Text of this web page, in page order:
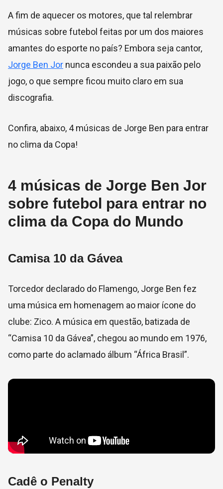
A fim de aquecer os motores, que tal relembrar
músicas sobre futebol feitas por um dos maiores
amantes do esporte no país? Embora seja cantor,
Jorge Ben Jor nunca escondeu a sua paixão pelo
jogo, o que sempre ficou muito claro em sua
discografia.
Confira, abaixo, 4 músicas de Jorge Ben para entrar
no clima da Copa!
4 músicas de Jorge Ben Jor
sobre futebol para entrar no
clima da Copa do Mundo
Camisa 10 da Gávea
Torcedor declarado do Flamengo, Jorge Ben fez
uma música em homenagem ao maior ícone do
clube: Zico. A música em questão, batizada de
“Camisa 10 da Gávea”, chegou ao mundo em 1976,
como parte do aclamado álbum “África Brasil”.
Cadê o Penalty